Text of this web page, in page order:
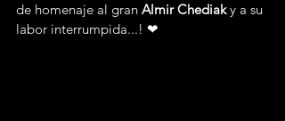
de homenaje al gran Almir Chediak y a su
labor interrumpida...! ❤